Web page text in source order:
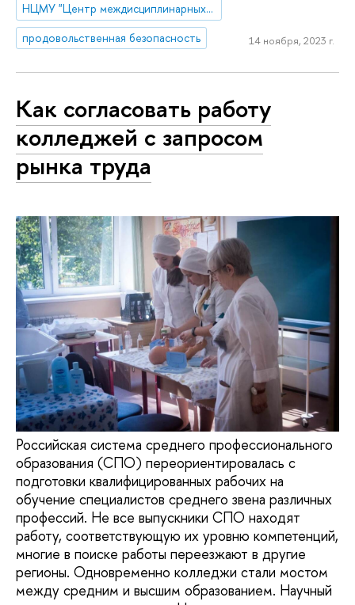
НЦМУ "Центр междисциплинарных исследований человеческого потенциала"
продовольственная безопасность
14 ноября, 2023 г.
Как согласовать работу
колледжей с запросом
рынка труда
Российская система среднего профессионального
образования (СПО) переориентировалась с
подготовки квалифицированных рабочих на
обучение специалистов среднего звена различных
профессий. Не все выпускники СПО находят
работу, соответствующую их уровню компетенций,
многие в поиске работы переезжают в другие
регионы. Одновременно колледжи стали мостом
между средним и высшим образованием. Научный